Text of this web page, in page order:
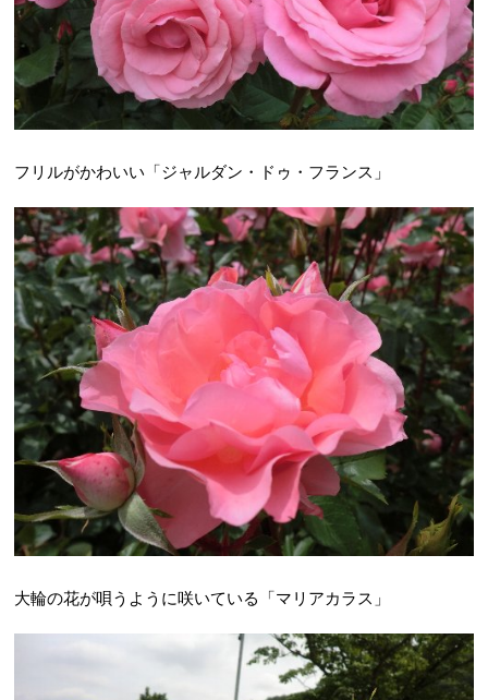
フリルがかわいい「ジャルダン・ドゥ・フランス」
大輪の花が唄うように咲いている「マリアカラス」